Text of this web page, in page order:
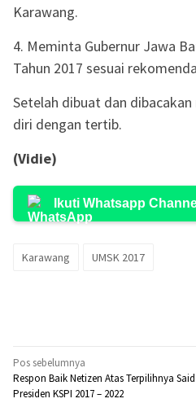
Karawang.
4. Meminta Gubernur Jawa
Tahun 2017 sesuai
Setelah dibuat dan
diri dengan tertib.
(Vidie)
Ikuti Whatsapp
Karawang UMSK 2017
Navigasi
pos
Pos sebelumnya
Respon Baik Netizen Atas Terpilihnya
Presiden KSPI 2017 – 2022